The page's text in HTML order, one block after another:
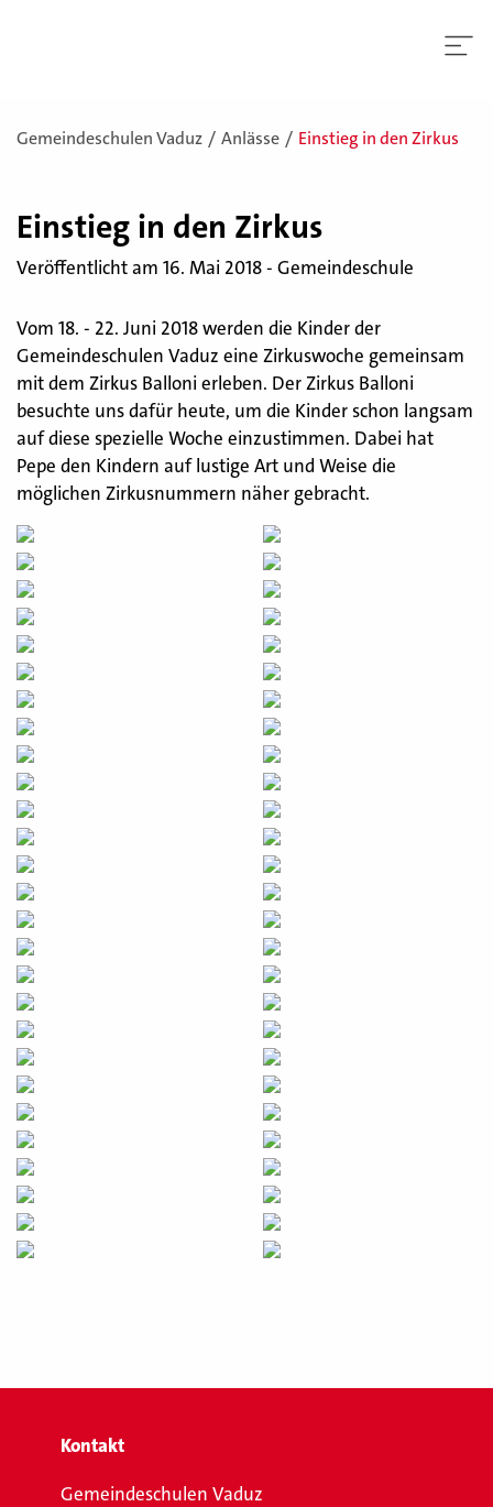
Gemeindeschulen Vaduz Anlässe Einstieg in den Zirkus
Ein­stieg in den Zir­kus
Veröffentlicht am 16. Mai 2018 - Gemeindeschule
Vom 18. - 22. Juni 2018 werden die Kinder der
Gemeindeschulen Vaduz eine Zirkuswoche gemeinsam
mit dem Zirkus Balloni erleben. Der Zirkus Balloni
besuchte uns dafür heute, um die Kinder schon langsam
auf diese spezielle Woche einzustimmen. Dabei hat
Pepe den Kindern auf lustige Art und Weise die
möglichen Zirkusnummern näher gebracht.
Kontakt
Gemeindeschulen Vaduz